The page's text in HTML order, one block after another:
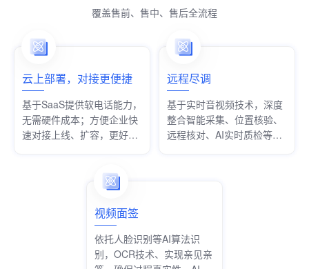
覆盖售前、售中、售后全流程
云上部署，对接更便捷
基于SaaS提供软电话能力，
无需硬件成本；方便企业快
速对接上线、扩容，更好适
远程尽调
基于实时音视频技术，深度
整合智能采集、位置核验、
远程核对、AI实时质检等功
视频面签
依托人脸识别等AI算法识
别，OCR技术、实现亲见亲